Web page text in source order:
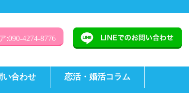
:090-4274-8776
い合わせ 恋活・婚活コラム